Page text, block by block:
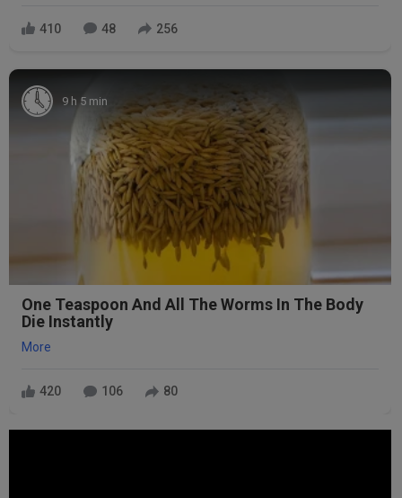
410 48 256
9 h 5 min
One Teaspoon And All The Worms In The Body
Die Instantly
More
420 106 80